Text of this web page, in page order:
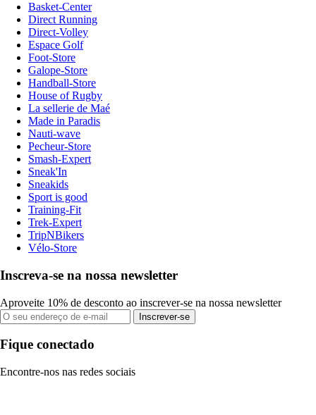
Basket-Center
Direct Running
Direct-Volley
Espace Golf
Foot-Store
Galope-Store
Handball-Store
House of Rugby
La sellerie de Maé
Made in Paradis
Nauti-wave
Pecheur-Store
Smash-Expert
Sneak'In
Sneakids
Sport is good
Training-Fit
Trek-Expert
TripNBikers
Vélo-Store
Inscreva-se na nossa newsletter
Aproveite 10% de desconto ao inscrever-se na nossa newsletter
Inscrever-se
Fique conectado
Encontre-nos nas redes sociais